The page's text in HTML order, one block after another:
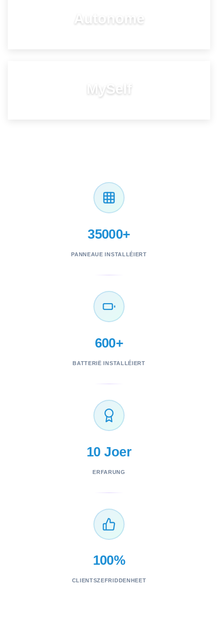
Autonome
MySelf
35000+
PANNEAUE INSTALLÉIERT
600+
BATTERIË INSTALLÉIERT
10 Joer
ERFARUNG
100%
CLIENTSZEFRIDDENHEET